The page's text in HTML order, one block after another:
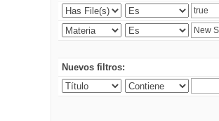
Nuevos filtros: